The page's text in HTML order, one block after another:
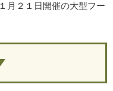
１月２１日開催の大型フー